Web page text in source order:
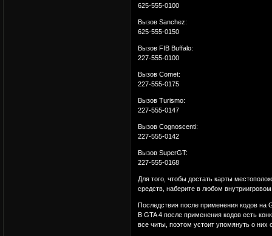
625-555-0100
Вызов Sanchez:
625-555-0150
Вызов FIB Buffalo:
227-555-0100
Вызов Comet:
227-555-0175
Вызов Turismo:
227-555-0147
Вызов Cognoscenti:
227-555-0142
Вызов SuperGT:
227-555-0168
Для того, чтобы достать карты
средств, наберите в любом
Последствия после применения кодов на
В GTA 4 после применения кодов есть
все читы, поэтом устоит упомянуть о них